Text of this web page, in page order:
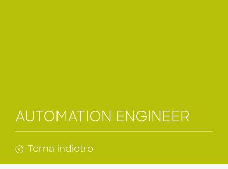
AUTOMATION ENGINEER
Torna indietro